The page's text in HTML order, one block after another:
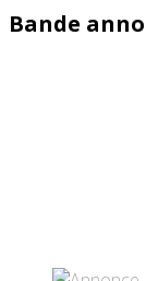
Bande